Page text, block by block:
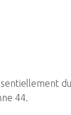
44.